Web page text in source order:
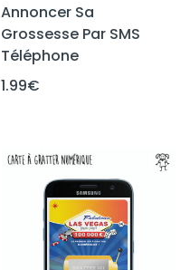
Annoncer Sa
Grossesse Par SMS
Téléphone
1.99€